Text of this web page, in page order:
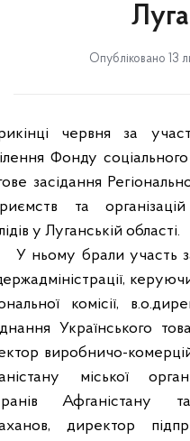
Опубліковано 13
червня за
Фонду соціального
засідання
та
у Луганській області.
У ньому брали участь
комісії,
Українського
виробничо-
міської
Афганістану та
директор